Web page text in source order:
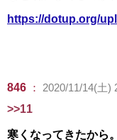
https://dotup.org/
846 ：
2020/11/14(土)
>>11
寒くなってきたから。